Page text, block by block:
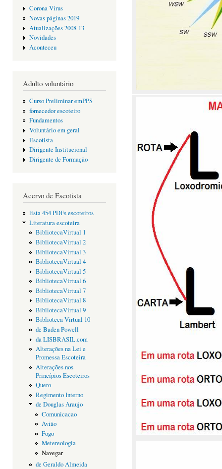
Corona Virus
Novas páginas 2019
Atualizações 2008-13
Novidades
Aconteceu
Adulto voluntário
Curso Preliminar emPPS
fornecedor escoteiro
Fundamentos
Voluntário em geral
Escotista
Dirigente Institucional
Dirigente de Formação
Acervo de Escotista
lista 454 PDFs escoteiros
Literatura escoteira
BibliotecaVirtual 1
BibliotecaVirtual 2
BibliotecaVirtual 3
BibliotecaVirtual 4
BibliotecaVirtual 5
BibliotecaVirtual 6
BibliotecaVirtual 7
BibliotecaVirtual 8
BibliotecaVirtual 9
Biblioteca Virtual 10
de Baden Powell
da LISBRASIL.com
Alterações na Lei e
Promessa Escoteira
Alterações nos
Princípios Escoteiros
Quero
Regimento Interno
de Douglas Araujo
Comunicacao
Avião
Fogo
Metereologia
Navegar
de Geraldo Almeida